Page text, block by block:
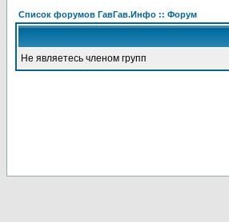
Список форумов ГавГав.Инфо :: Форум
Не являетесь членом групп